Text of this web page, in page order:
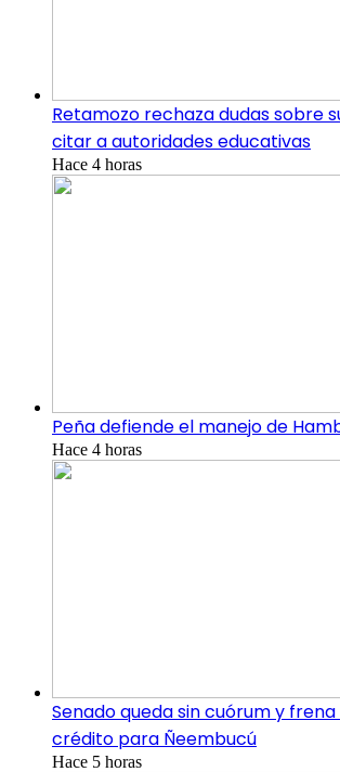
Retamozo rechaza dudas sobre
citar a autoridades educativas
Hace 4 horas
Peña defiende el manejo de
Hace 4 horas
Senado queda sin cuórum y
crédito para Ñeembucú
Hace 5 horas